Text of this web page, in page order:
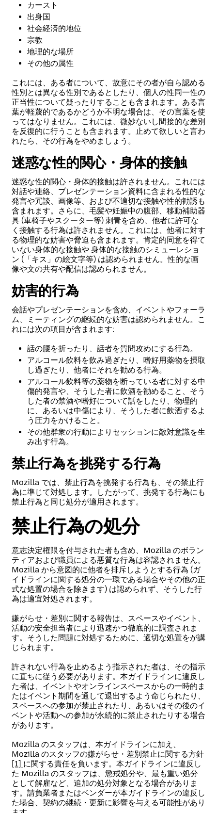
カースト
出身国
社会経済的地位
宗教
地理的な場所
その他の属性
これには、ある者について、故意にその者が自ら認める
性別とは異なる性別であるとしたり、個人の性同一性の
正当性について疑ったりすることも含まれます。ある言
葉が軽蔑的であるかどうか不明な場合は、その言葉を使
ってはなりません。これには、微妙ないし間接的な差別
を反復的に行うことも含まれます。止めて欲しいと言わ
れたら、その行為をやめましょう。
迷惑な性的関心・身体的接触
迷惑な性的関心・身体的接触は許されません。これには
対話や連絡、プレゼンテーション資料に含まれる性的な
発言や冗談、画像等、および不適切な接触や性的勧誘も
含まれます。さらに、毛髪や妊娠中の腹部、移動補助器
具 (車椅子やスクーター等) 刺青を含め、他者に許可な
く接触する行為は許されません。これには、他者に対す
る物理的な妨害や脅迫も含まれます。肯定的同意を得て
いない身体的な接触や 身体的な接触のシミューレショ
ン (「キス」の絵文字等) は認められません。性的な画
像や文の共有や配信は認められません。
妨害的行為
会話やプレゼンテーションを含め、イベントやフォーラ
ム、ミーティングの継続的な妨害は認められません。こ
れには次の項目が含まれます:
話の腰を折ったり、話者を質問攻めにする行為。
アルコール飲料を飲み過ぎたり、嗜好用薬物を摂取
し過ぎたり、他者にそれを勧める行為。
アルコール飲料等の薬物を断っている者に対する中
傷的発言や、そうした者に飲酒を勧めること、そう
した者の禁酒や嗜好について話をしたり、物理的
に、あるいは中傷により、そうした者に飲酒するよ
う圧力をかけること。
その他群衆の行動によりセッションに敵対意識を生
み出す行為。
禁止行為を挑発する行為
Mozilla では、禁止行為を挑発する行為も、その禁止行
為に準じて対処します。したがって、挑発する行為にも
禁止行為と同じ処分が適用されます。
禁止行為の処分
意志決定権限を付与された者も含め、Mozilla のボラン
ティアおよび職員による悪質な行為は容認されません。
Mozilla から意図的に他者を排斥しようとする行為 (ガ
イドラインに関する処分の一環である場合やその他の正
式な処置の場合を除きます) は認められず、そうした行
為は適宜対処されます。
嫌がらせ・差別に関する報告は、スペースやイベント、
活動の安全担当者により迅速かつ徹底的に調査されま
す。そうした問題に対処するために、適切な処置をが講
じられます。
許されない行為を止めるよう指示された者は、その指示
に直ちに従う必要があります。本ガイドラインに違反し
た者は、イベントやオンラインスペースからの一時的ま
たはイベント期間を通して退出するよう命じられたり、
スペースへの参加が禁止されたり、あるいはその後のイ
ベントや活動への参加が永続的に禁止されたりする場合
があります。
Mozilla のスタッフは、本ガイドラインに加え、
Mozilla のスタッフの嫌がらせ・差別禁止に関する方針
[1] に関する責任を負います。本ガイドラインに違反し
た Mozilla のスタッフは、懲戒処分や、最も重い処分
として解雇など、追加の処分対象となる場合がありま
す。請負業者またはベンダーが本ガイドラインの違反し
た場合、契約の継続・更新に影響を与える可能性があり